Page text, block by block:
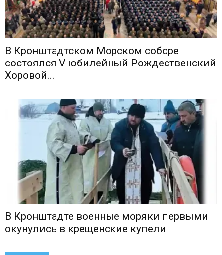
В Кронштадтском Морском соборе
состоялся V юбилейный Рождественский
Хоровой...
В Кронштадте военные моряки первыми
окунулись в крещенские купели